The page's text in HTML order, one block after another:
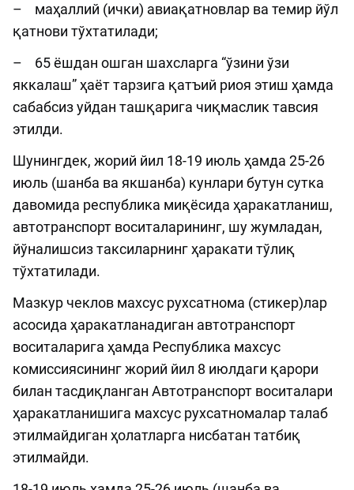
– маҳаллий (ички) авиақатновлар ва темир йўл
қатнови тўхтатилади;
– 65 ёшдан ошган шахсларга “ўзини ўзи
яккалаш” ҳаёт тарзига қатъий риоя этиш ҳамда
сабабсиз уйдан ташқарига чиқмаслик тавсия
этилди.
Шунингдек, жорий йил 18-19 июль ҳамда 25-26
июль (шанба ва якшанба) кунлари бутун сутка
давомида республика миқёсида ҳаракатланиш,
автотранспорт воситаларининг, шу жумладан,
йўналишсиз таксиларнинг ҳаракати тўлиқ
тўхтатилади.
Мазкур чеклов махсус рухсатнома (стикер)лар
асосида ҳаракатланадиган автотранспорт
воситаларига ҳамда Республика махсус
комиссиясининг жорий йил 8 июлдаги қарори
билан тасдиқланган Автотранспорт воситалари
ҳаракатланишига махсус рухсатномалар талаб
этилмайдиган ҳолатларга нисбатан татбиқ
этилмайди.